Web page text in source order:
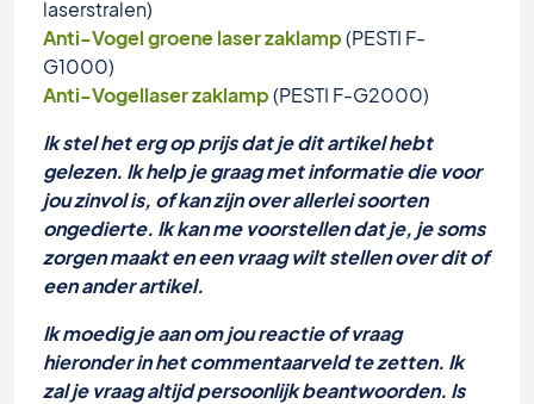
laserstralen)
Anti-Vogel groene laser zaklamp(PESTI F-
G1000)
Anti-Vogellaser zaklamp(PESTI F-G2000)
Ik stel het erg op prijs dat je dit artikel hebt
gelezen. Ik help je graag met informatie die voor
jou zinvol is, of kan zijn over allerlei soorten
ongedierte. Ik kan me voorstellen dat je, je soms
zorgen maakt en een vraag wilt stellen over dit of
een ander artikel.
Ik moedig je aan om jou reactie of vraag
hieronder in het commentaarveld te zetten. Ik
zal je vraag altijd persoonlijk beantwoorden. Is